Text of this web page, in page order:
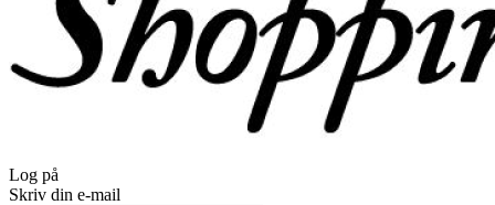
Log på
Skriv din e-mail